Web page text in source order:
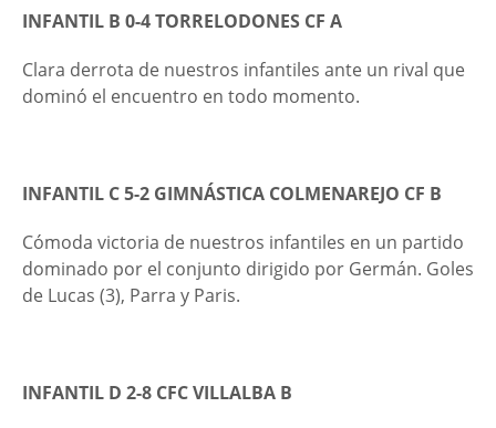
INFANTIL B 0-4TORRELODONES CF A
Clara derrota de nuestros infantiles ante un rival que
dominó el encuentro en todo momento.
INFANTIL C 5-2 GIMNÁSTICA COLMENAREJO CF B
Cómoda victoria de nuestros infantiles en un partido
dominado por el conjunto dirigido por Germán. Goles
de Lucas (3), Parra y Paris.
INFANTIL D 2-8 CFC VILLALBA B